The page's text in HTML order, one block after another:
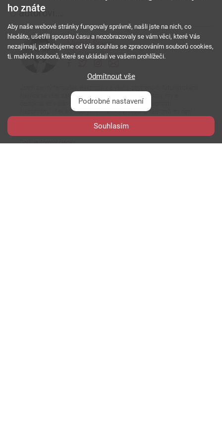
O autorovi...
Michal Šrajer
Hlavní redaktor
Nejvíce se však zajímám především o mobilní telefony, hry a
častokrát se v článcích rád zahledím také do budoucnosti.
Nepohrdnu však ani dobrým filmem či knihou. U telefonů mi není
rozumím asi s tím "zeleným robotem".
Další autorovy články
ho znáte
Aby naše webové stránky fungovaly správně, našli jste na nich, co
hledáte, ušetřili spoustu času a nezobrazovaly se vám věci, které Vás
nezajímají, potřebujeme od Vás souhlas se zpracováním souborů cookies,
tj. malých souborů, které se ukládají ve vašem prohlížeči.
Odmítnout vše
Podrobné nastavení
Souhlasím